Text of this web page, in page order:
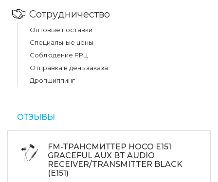
Сотрудничество
Оптовые поставки
Специальные цены
Соблюдение РРЦ
Отправка в день заказа
Дропшиппинг
ОТЗЫВЫ
FM-ТРАНСМИТТЕР HOCO E151
GRACEFUL AUX BT AUDIO
RECEIVER/TRANSMITTER BLACK
(E151)